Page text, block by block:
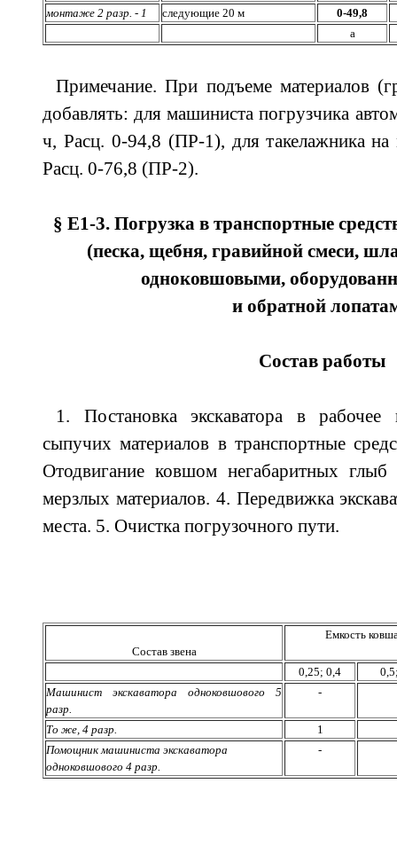
монтаже 2 разр. - 1
следующие 20 м
0-49,8
а
Примечание. При подъеме материалов
добавлять: для машиниста погрузчика
ч, Расц. 0-94,8 (ПР-1), для такелажника
Расц. 0-76,8 (ПР-2).
§ Е1-3. Погрузка в транспортные
(песка, щебня, гравийной смеси,
одноковшовыми,
и обратной
Состав работы
1. Постановка экскаватора в
сыпучих материалов в транспортные
Отодвигание ковшом негабаритных
мерзлых материалов. 4. Передвижка
места. 5. Очистка погрузочного пути.
Состав звена
Емкость
0,25; 0,4
Машинист экскаватора одноковшового 5
разр.
-
То же, 4 разр.
1
Помощник машиниста экскаватора
одноковшового 4 разр.
-